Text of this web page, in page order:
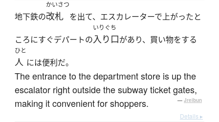
地下鉄の
かいさつ
改札 を出て、エスカレーターで上がったと
ころにすぐデパートの
いりぐち
入り口があり、買い物をする
ひと
人 には便利だ。
The entrance to the department store is up the
escalator right outside the subway ticket gates,
making it convenient for shoppers.
— Jreibun
Details ▸